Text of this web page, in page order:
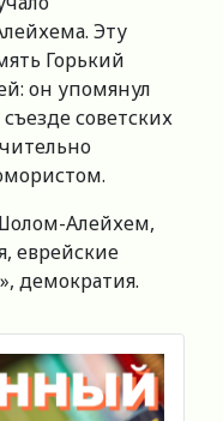
Эту
Горький
он упомянул
советских
Алейхем,
еврейские
демократия.